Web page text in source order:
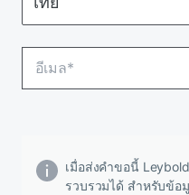
เมื่อส่งคําขอนี้
รวบรวมได้ สําหรับข้อ